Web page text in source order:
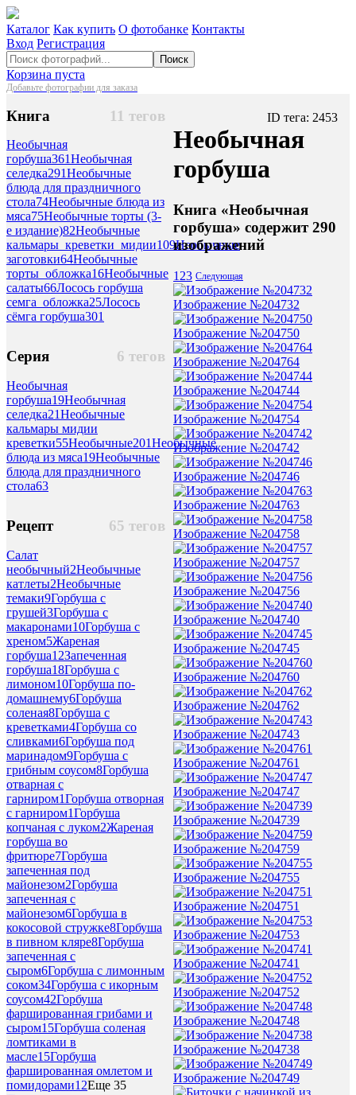
Каталог Как купить О фотобанке Контакты
Вход Регистрация
Поиск
Корзина пуста
Добавьте фотографии для заказа
11 тегов
Книга
Необычная
горбуша361Необычная
селедка291Необычные
блюда для праздничного
стола74Необычные блюда из
мяса75Необычные торты (3-
е издание)82Необычные
кальмары_креветки_мидии109Необычные
заготовки64Необычные
торты_обложка16Необычные
салаты66Лосось горбуша
семга_обложка25Лосось
сёмга горбуша301
6 тегов
Серия
Необычная
горбуша19Необычная
селедка21Необычные
кальмары мидии
креветки55Необычные201Необычные
блюда из мяса19Необычные
блюда для праздничного
стола63
65 тегов
Рецепт
Салат
необычный2Необычные
катлеты2Необычные
темаки9Горбуша с
грушей3Горбуша с
макаронами10Горбуша с
хреном5Жареная
горбуша12Запеченная
горбуша18Горбуша с
лимоном10Горбуша по-
домашнему6Горбуша
соленая8Горбуша с
креветками4Горбуша со
сливками6Горбуша под
маринадом9Горбуша с
грибным соусом8Горбуша
отварная с
гарниром1Горбуша отворная
с гарниром1Горбуша
копчаная с луком2Жареная
горбуша во
фритюре7Горбуша
запеченная под
майонезом2Горбуша
запеченная с
майонезом6Горбуша в
кокосовой стружке8Горбуша
в пивном кляре8Горбуша
запеченная с
сыром6Горбуша с лимонным
соком34Горбуша с икорным
соусом42Горбуша
фаршированная грибами и
сыром15Горбуша соленая
ломтиками в
масле15Горбуша
фаршированная омлетом и
помидорами12Еще 35
ID тега: 2453
Необычная
горбуша
Книга «Необычная
горбуша» содержит 290
изображений
1 23 Следующая
Изображение №204732
Изображение №204750
Изображение №204764
Изображение №204744
Изображение №204754
Изображение №204742
Изображение №204746
Изображение №204763
Изображение №204758
Изображение №204757
Изображение №204756
Изображение №204740
Изображение №204745
Изображение №204760
Изображение №204762
Изображение №204743
Изображение №204761
Изображение №204747
Изображение №204739
Изображение №204759
Изображение №204755
Изображение №204751
Изображение №204753
Изображение №204741
Изображение №204752
Изображение №204748
Изображение №204738
Изображение №204749